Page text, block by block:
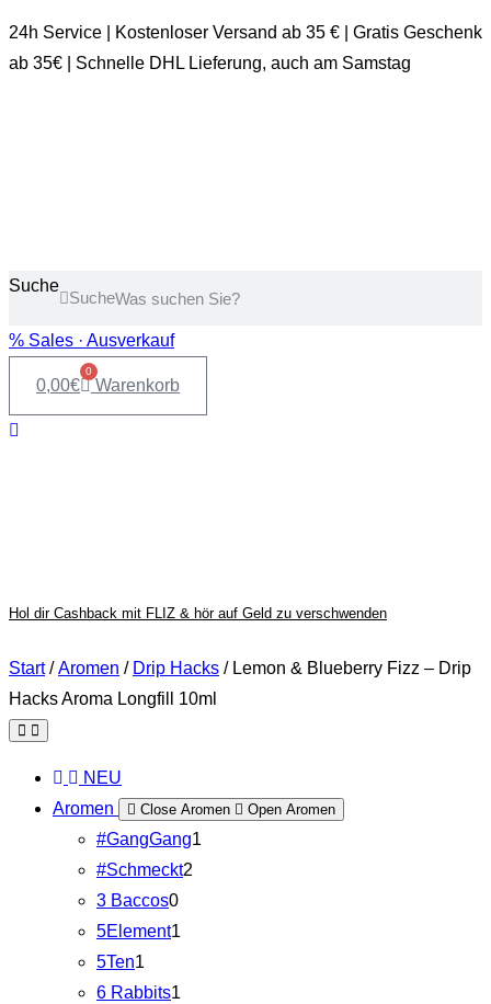
24h Service | Kostenloser Versand ab 35 € | Gratis Geschenk
ab 35€ | Schnelle DHL Lieferung, auch am Samstag
Suche
Suche
% Sales · Ausverkauf
0,00€
0
Warenkorb
Hol dir Cashback mit FLIZ & hör auf Geld zu verschwenden
Start/Aromen / Drip Hacks / Lemon & Blueberry Fizz – Drip
Hacks Aroma Longfill 10ml
NEU
Aromen
Close Aromen Open Aromen
#GangGang1
#Schmeckt2
3 Baccos0
5Element1
5Ten1
6 Rabbits1